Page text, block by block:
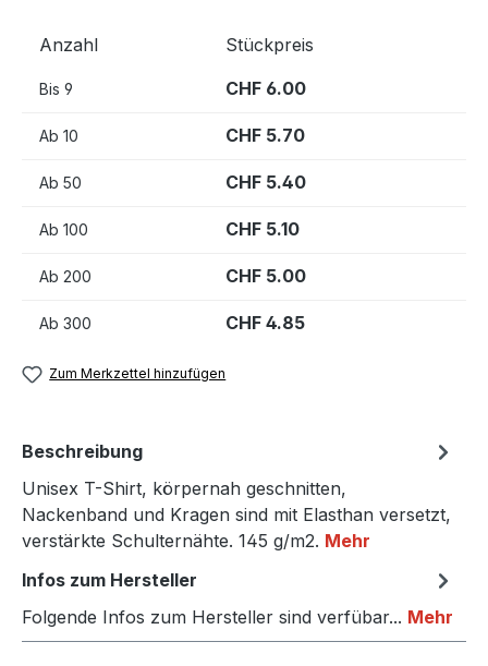
Anzahl Stückpreis
Bis 9 CHF 6.00
Ab 10 CHF 5.70
Ab 50 CHF 5.40
Ab 100 CHF 5.10
Ab 200 CHF 5.00
Ab 300 CHF 4.85
Zum Merkzettel hinzufügen
Beschreibung
Unisex T-Shirt, körpernah geschnitten,
Nackenband und Kragen sind mit Elasthan versetzt,
verstärkte Schulternähte. 145 g/m2. Mehr
Infos zum Hersteller
Folgende Infos zum Hersteller sind verfübar... Mehr